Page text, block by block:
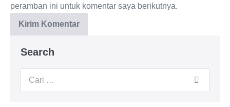
peramban ini untuk komentar saya berikutnya.
Search